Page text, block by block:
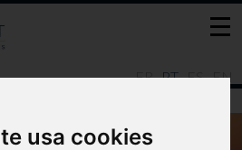
FR PT ES EN
usa cookies
SOLAR VAI FAZER